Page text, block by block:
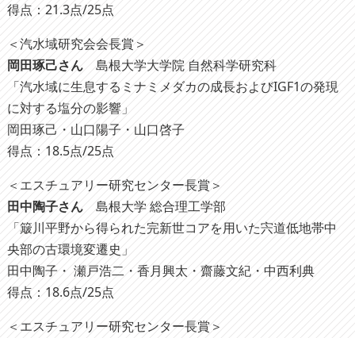
得点：21.3点/25点
＜汽水域研究会会長賞＞
岡田琢己さん島根大学大学院 自然科学研究科
「汽水域に生息するミナミメダカの成長およびIGF1の発現
に対する塩分の影響」
岡田琢己・山口陽子・山口啓子
得点：18.5点/25点
＜エスチュアリー研究センター長賞＞
田中陶子さん島根大学 総合理工学部
「簸川平野から得られた完新世コアを用いた宍道低地帯中
央部の古環境変遷史」
田中陶子・ 瀬戸浩二・香月興太・齋藤文紀・中西利典
得点：18.6点/25点
＜エスチュアリー研究センター長賞＞